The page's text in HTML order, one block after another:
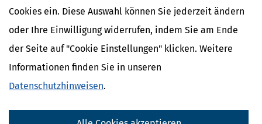
Cookies ein. Diese Auswahl können Sie jederzeit ändern
oder Ihre Einwilligung widerrufen, indem Sie am Ende
der Seite auf "Cookie Einstellungen" klicken. Weitere
Informationen finden Sie in unseren
Datenschutzhinweisen.
sicheres Verfahren zu verwenden, das die übermittelnde Stelle
oder Einrichtung der Finanzverwaltung authentifiziert und die
Vertraulichkeit und Integrität des Datensatzes gewährleistet.2
sicheres Verfahren liegt insbesondere vor, wenn der
Verwaltungsakt
versehen und mit einem geeigneten Verfahren